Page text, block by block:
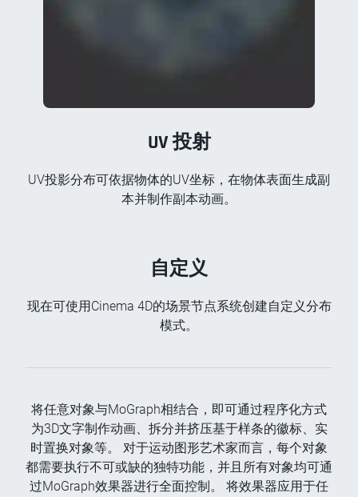
UV 投射
UV投影分布可依据物体的UV坐标，在物体表面生成副
本并制作副本动画。
自定义
现在可使用Cinema 4D的场景节点系统创建自定义分布
模式。
将任意对象与MoGraph相结合，即可通过程序化方式
为3D文字制作动画、拆分并挤压基于样条的徽标、实
时置换对象等。 对于运动图形艺术家而言，每个对象
都需要执行不可或缺的独特功能，并且所有对象均可通
过MoGraph效果器进行全面控制。 将效果器应用于任